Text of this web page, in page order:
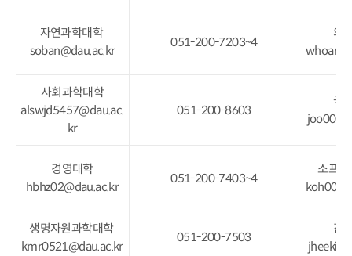
자연과학대학
soban@dau.ac.kr
051-200-7203~4
의
사회과학대학
alswjd5457@dau.ac.
kr
051-200-8603
국
경영대학
hbhz02@dau.ac.kr
051-200-7403~4
소프
생명자원과학대학
kmr0521@dau.ac.kr
051-200-7503
간